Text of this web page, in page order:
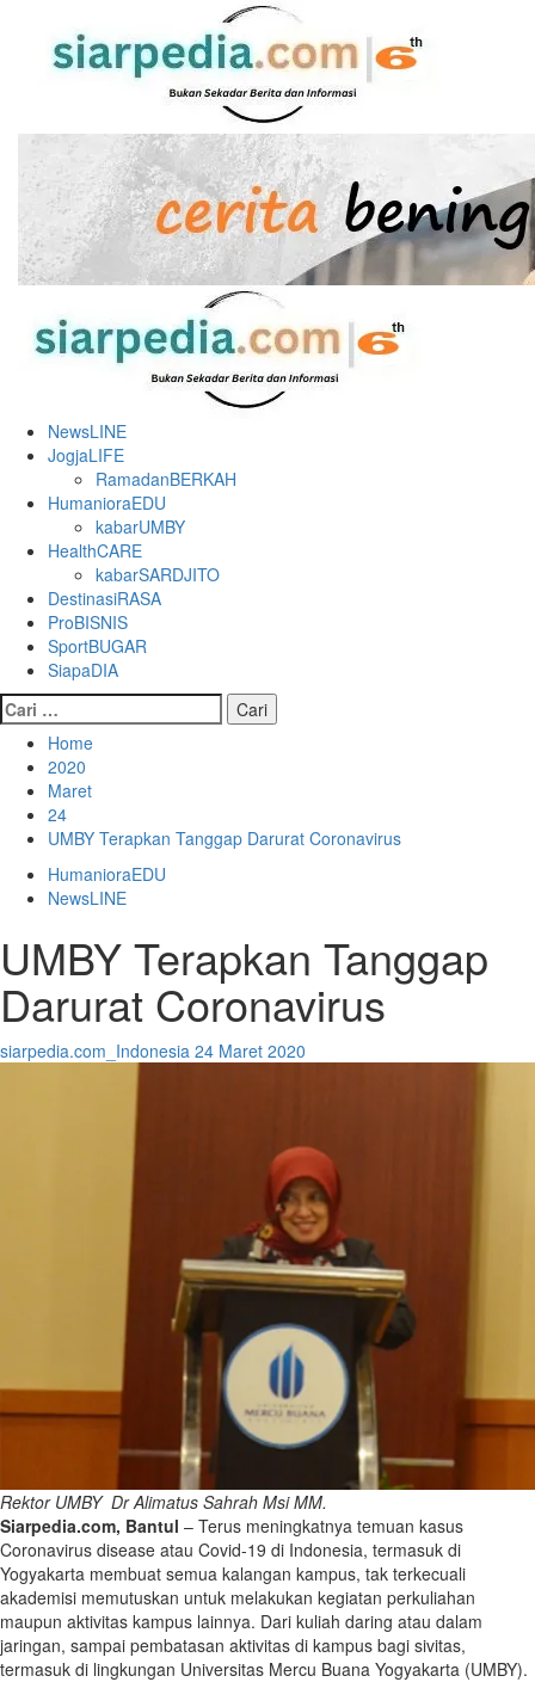
content
NewsLINE
JogjaLIFE
RamadanBERKAH
HumanioraEDU
kabarUMBY
HealthCARE
kabarSARDJITO
DestinasiRASA
ProBISNIS
SportBUGAR
SiapaDIA
Cari
untuk:
Home
2020
Maret
24
UMBY Terapkan Tanggap Darurat Coronavirus
HumanioraEDU
NewsLINE
UMBY Terapkan Tanggap
Darurat Coronavirus
siarpedia.com_Indonesia 24 Maret 2020
Rektor UMBY Dr Alimatus Sahrah Msi MM.
Siarpedia.com, Bantul – Terus meningkatnya temuan kasus
Coronavirus disease atau Covid-19 di Indonesia, termasuk di
Yogyakarta membuat semua kalangan kampus, tak terkecuali
akademisi memutuskan untuk melakukan kegiatan perkuliahan
maupun aktivitas kampus lainnya. Dari kuliah daring atau dalam
jaringan, sampai pembatasan aktivitas di kampus bagi sivitas,
termasuk di lingkungan Universitas Mercu Buana Yogyakarta (UMBY).